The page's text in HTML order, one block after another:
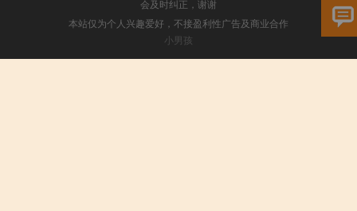
会及时纠正，谢谢
本站仅为个人兴趣爱好，不接盈利性广告及商业合作
小男孩